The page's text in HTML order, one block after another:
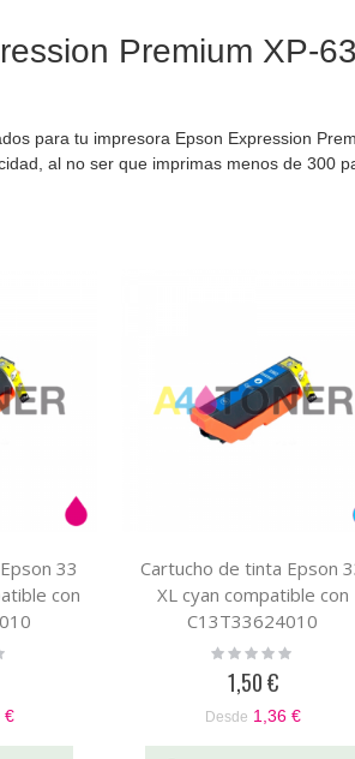
Premium XP-
para tu impresora Epson Expression
al no ser que imprimas menos de 300
33
con
€
Cartucho de tinta Epson
XL cyan compatible con
C13T33624010
Rating:
1,50 €
Desde 1,36 €